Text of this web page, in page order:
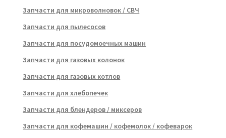
Запчасти для микроволновок / СВЧ
Запчасти для пылесосов
Запчасти для посудомоечных машин
Запчасти для газовых колонок
Запчасти для газовых котлов
Запчасти для хлебопечек
Запчасти для блендеров / миксеров
Запчасти для кофемашин / кофемолок / кофеварок